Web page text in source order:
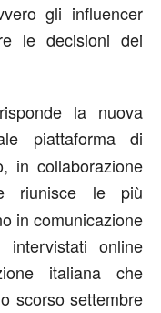
gli influencer
le decisioni dei
la nuova
piattaforma di
in collaborazione
riunisce le più
in comunicazione
online
italiana che
scorso settembre